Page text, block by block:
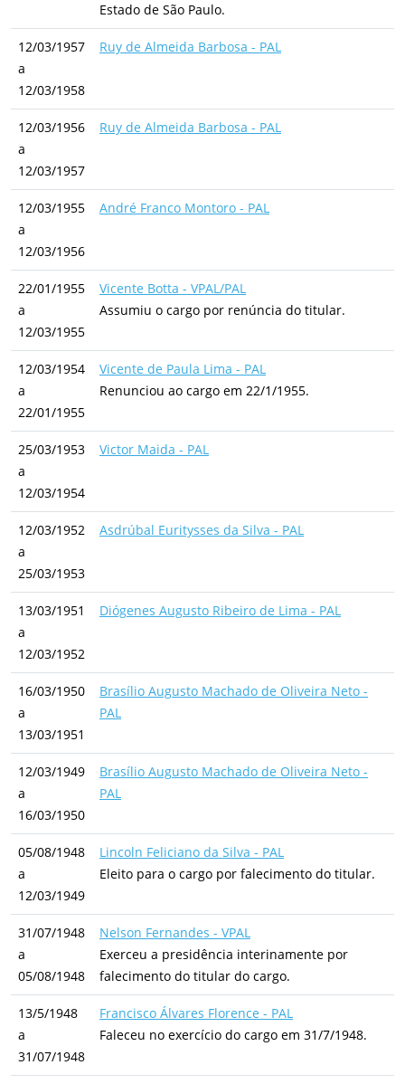
Estado de São Paulo.
12/03/1957
a
12/03/1958
Ruy de Almeida Barbosa - PAL
12/03/1956
a
12/03/1957
Ruy de Almeida Barbosa - PAL
12/03/1955
a
12/03/1956
André Franco Montoro - PAL
22/01/1955
a
12/03/1955
Vicente Botta - VPAL/PAL
Assumiu o cargo por renúncia do titular.
12/03/1954
a
22/01/1955
Vicente de Paula Lima - PAL
Renunciou ao cargo em 22/1/1955.
25/03/1953
a
12/03/1954
Victor Maida - PAL
12/03/1952
a
25/03/1953
Asdrúbal Euritysses da Silva - PAL
13/03/1951
a
12/03/1952
Diógenes Augusto Ribeiro de Lima - PAL
16/03/1950
a
13/03/1951
Brasílio Augusto Machado de Oliveira Neto -
PAL
12/03/1949
a
16/03/1950
Brasílio Augusto Machado de Oliveira Neto -
PAL
05/08/1948
a
12/03/1949
Lincoln Feliciano da Silva - PAL
Eleito para o cargo por falecimento do titular.
31/07/1948
a
05/08/1948
Nelson Fernandes - VPAL
Exerceu a presidência interinamente por
falecimento do titular do cargo.
13/5/1948
a
31/07/1948
Francisco Álvares Florence - PAL
Faleceu no exercício do cargo em 31/7/1948.